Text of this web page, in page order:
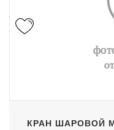
КРАН ШАРОВОЙ